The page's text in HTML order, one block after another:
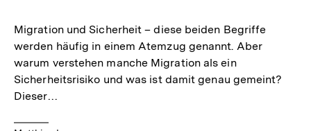
Migration und Sicherheit – diese beiden Begriffe
werden häufig in einem Atemzug genannt. Aber
warum verstehen manche Migration als ein
Sicherheitsrisiko und was ist damit genau gemeint?
Dieser…